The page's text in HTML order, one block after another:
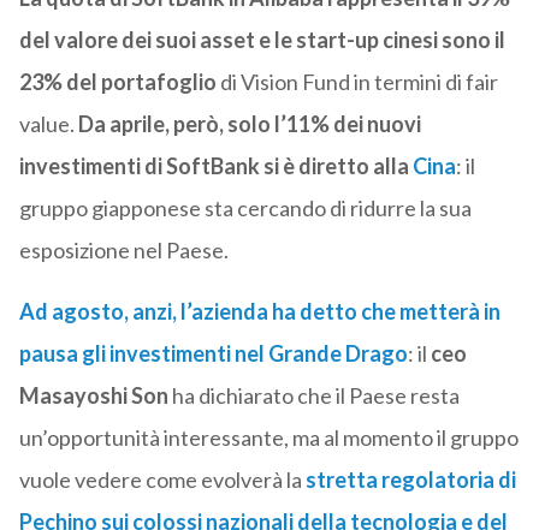
del valore dei suoi asset e le start-up cinesi sono il
23% del portafoglio di Vision Fund in termini di fair
value. Da aprile, però, solo l’11% dei nuovi
investimenti di SoftBank si è diretto alla Cina: il
gruppo giapponese sta cercando di ridurre la sua
esposizione nel Paese.
Ad agosto, anzi, l’azienda ha detto che metterà in
pausa gli investimenti nel Grande Drago: il ceo
Masayoshi Son ha dichiarato che il Paese resta
un’opportunità interessante, ma al momento il gruppo
vuole vedere come evolverà la stretta regolatoria di
Pechino sui colossi nazionali della tecnologia e del